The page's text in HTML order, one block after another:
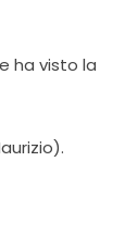
ha visto la